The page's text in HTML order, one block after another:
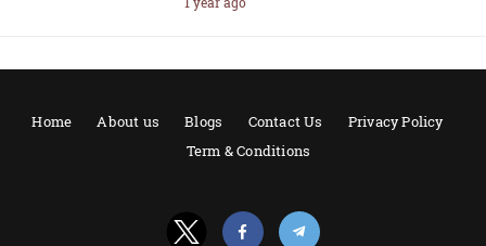
Home About us Blogs Contact Us
Privacy Policy
Term & Conditions